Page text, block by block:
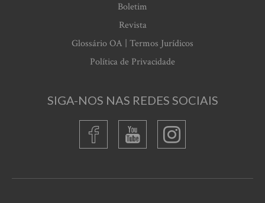
Boletim
Revista
Glossário OA | Termos Jurídicos
Política de Privacidade
SIGA-NOS NAS REDES SOCIAIS